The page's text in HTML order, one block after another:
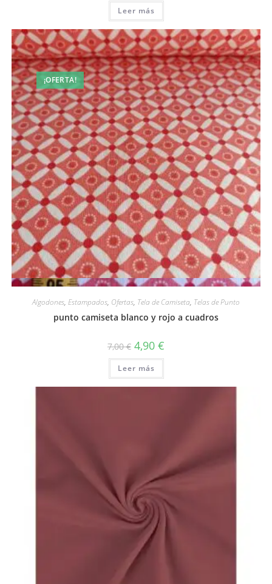
Leer más
¡OFERTA!
Vista rápida
Algodones, Estampados, Ofertas, Tela de Camiseta, Telas de Punto
punto camiseta blanco y rojo a cuadros
7,00€ El
precio
original
era:
7,00 €.
4,90 €
Leer más